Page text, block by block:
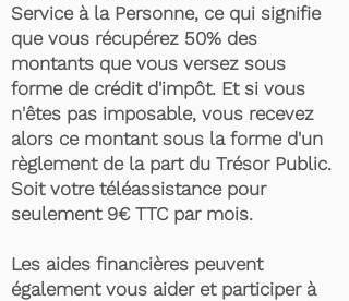
Service à la Personne, ce qui signifie
que vous récupérez 50% des
montants que vous versez sous
forme de crédit d'impôt. Et si vous
n'êtes pas imposable, vous recevez
alors ce montant sous la forme d'un
règlement de la part du Trésor Public.
Soit votre téléassistance pour
seulement 9€ TTC par mois.
Les aides financières peuvent
également vous aider et participer à